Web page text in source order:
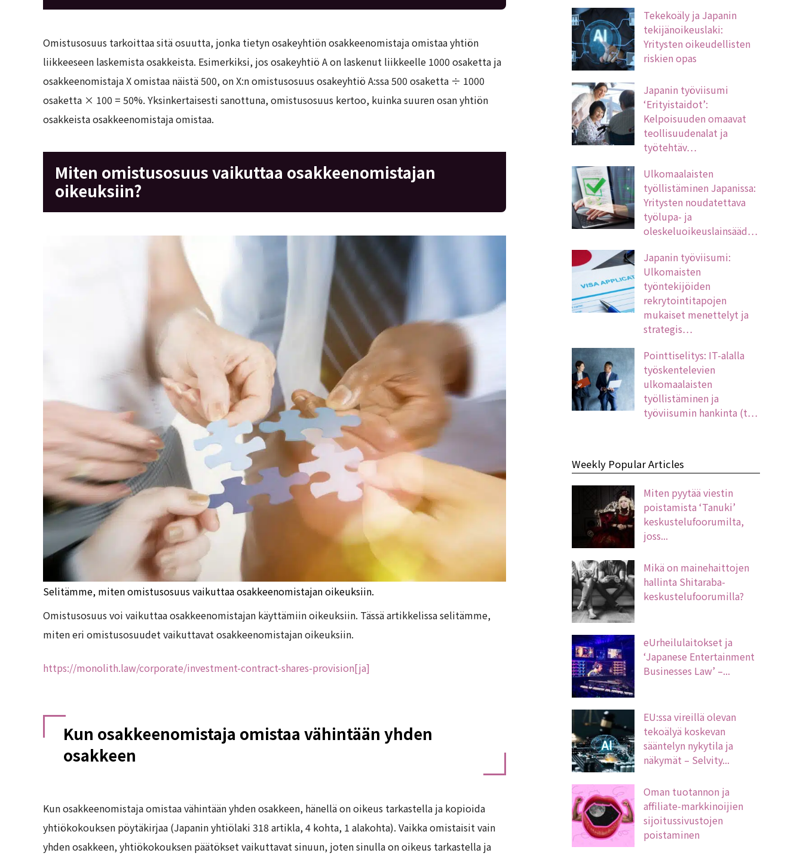
Omistusosuus tarkoittaa sitä osuutta, jonka tietyn osakeyhtiön osakkeenomistaja omistaa yhtiön
liikkeeseen laskemista osakkeista. Esimerkiksi, jos osakeyhtiö A on laskenut liikkeelle 1000 osaketta ja
osakkeenomistaja X omistaa näistä 500, on X:n omistusosuus osakeyhtiö A:ssa 500 osaketta ÷ 1000
osaketta × 100 = 50%. Yksinkertaisesti sanottuna, omistusosuus kertoo, kuinka suuren osan yhtiön
osakkeista osakkeenomistaja omistaa.
Miten omistusosuus vaikuttaa osakkeenomistajan
oikeuksiin?
Selitämme, miten omistusosuus vaikuttaa osakkeenomistajan oikeuksiin.
Omistusosuus voi vaikuttaa osakkeenomistajan käyttämiin oikeuksiin. Tässä artikkelissa selitämme,
miten eri omistusosuudet vaikuttavat osakkeenomistajan oikeuksiin.
https://monolith.law/corporate/investment-contract-shares-provision[ja]
Kun osakkeenomistaja omistaa vähintään yhden
osakkeen
Kun osakkeenomistaja omistaa vähintään yhden osakkeen, hänellä on oikeus tarkastella ja kopioida
yhtiökokouksen pöytäkirjaa (Japanin yhtiölaki 318 artikla, 4 kohta, 1 alakohta). Vaikka omistaisit vain
yhden osakkeen, yhtiökokouksen päätökset vaikuttavat sinuun, joten sinulla on oikeus tarkastella ja
Tekekoäly ja Japanin
tekijänoikeuslaki:
Yritysten oikeudellisten
riskien opas
Japanin työviisumi
‘Erityistaidot’:
Kelpoisuuden omaavat
teollisuudenalat ja
työtehtäv…
Ulkomaalaisten
työllistäminen Japanissa:
Yritysten noudatettava
työlupa- ja
oleskeluoikeuslainsääd…
Japanin työviisumi:
Ulkomaisten
työntekijöiden
rekrytointitapojen
mukaiset menettelyt ja
strategis…
Pointtiselitys: IT-alalla
työskentelevien
ulkomaalaisten
työllistäminen ja
työviisumin hankinta (t…
Weekly Popular Articles
Miten pyytää viestin
poistamista ‘Tanuki’
keskustelufoorumilta,
joss...
Mikä on mainehaittojen
hallinta Shitaraba-
keskustelufoorumilla?
eUrheilulaitokset ja
‘Japanese Entertainment
Businesses Law’ –...
EU:ssa vireillä olevan
tekoälyä koskevan
sääntelyn nykytila ja
näkymät – Selvity...
Oman tuotannon ja
affiliate-markkinoijien
sijoitussivustojen
poistaminen